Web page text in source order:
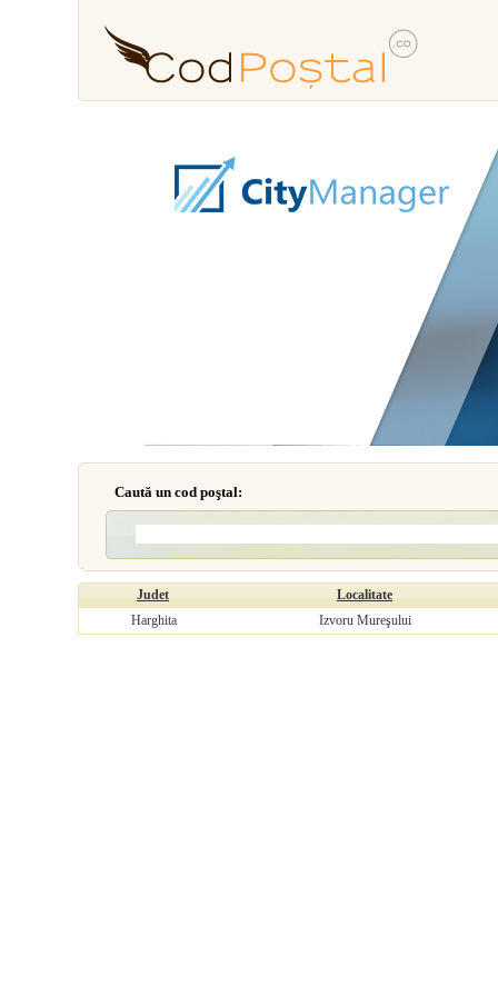
Caută un cod poştal:
Judet
Localitate
Harghita
Izvoru Mureşului